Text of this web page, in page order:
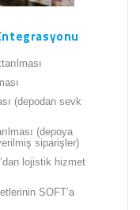
(depodan sevk
(depoya
siparişler)
lojistik hizmet
SOFT’a